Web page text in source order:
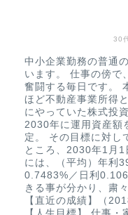
30
中小企業勤務の普通
います。 仕事の傍で
奮闘する毎日です。
ほど不動産事業所得
にやっていた株式投
2030年に運用資産額
定。 その目標に対し
ところ、2030年1月1
には、（平均）年利
0.7483%／日利
きる事が分かり、粛
【直近の成績】（